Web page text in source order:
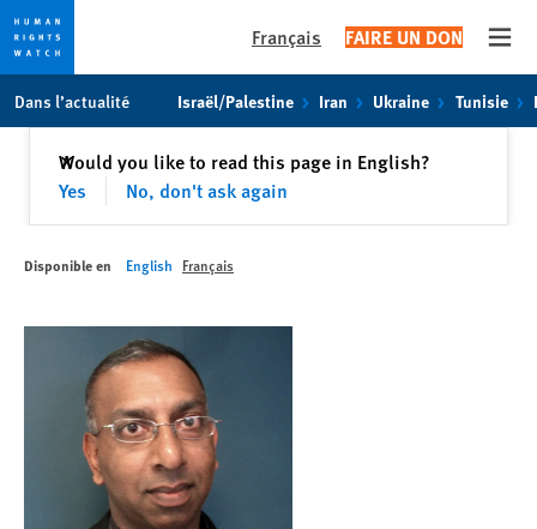
toto
content
Français FAIRE UN DON
Dans l’actualité Israël/Palestine Iran Ukraine Tunisie
Would you like to read this page in English?
Yes
No, don't ask again
✕Fermer
Disponible en English Français